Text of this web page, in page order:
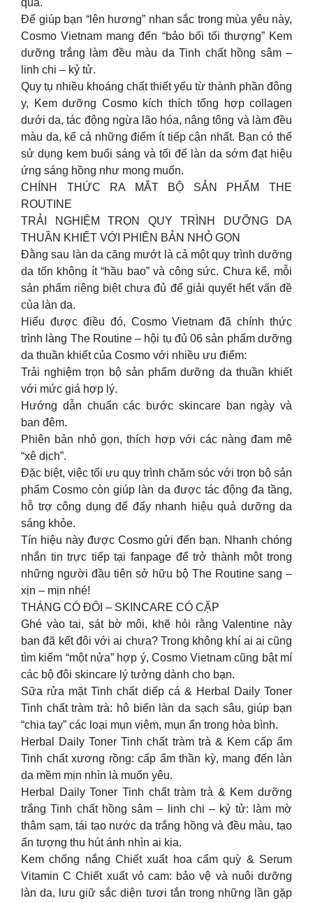
qua.
Để giúp bạn “lên hương” nhan sắc trong mùa yêu này,
Cosmo Vietnam mang đến “bảo bối tối thượng” Kem
dưỡng trắng làm đều màu da Tinh chất hồng sâm –
linh chi – kỷ tử.
Quy tụ nhiều khoáng chất thiết yếu từ thành phần đông
y, Kem dưỡng Cosmo kích thích tổng hợp collagen
dưới da, tác động ngừa lão hóa, nâng tông và làm đều
màu da, kể cả những điểm ít tiếp cận nhất. Bạn có thể
sử dụng kem buổi sáng và tối để làn da sớm đạt hiệu
ứng sáng hồng như mong muốn.
CHÍNH THỨC RA MẮT BỘ SẢN PHẨM THE
ROUTINE
TRẢI NGHIỆM TRỌN QUY TRÌNH DƯỠNG DA
THUẦN KHIẾT VỚI PHIÊN BẢN NHỎ GỌN
Đằng sau làn da căng mướt là cả một quy trình dưỡng
da tốn không ít “hầu bao” và công sức. Chưa kể, mỗi
sản phẩm riêng biệt chưa đủ để giải quyết hết vấn đề
của làn da.
Hiểu được điều đó, Cosmo Vietnam đã chính thức
trình làng The Routine – hội tụ đủ 06 sản phẩm dưỡng
da thuần khiết của Cosmo với nhiều ưu điểm:
Trải nghiệm trọn bộ sản phẩm dưỡng da thuần khiết
với mức giá hợp lý.
Hướng dẫn chuẩn các bước skincare ban ngày và
ban đêm.
Phiên bản nhỏ gọn, thích hợp với các nàng đam mê
“xê dịch”.
Đặc biệt, việc tối ưu quy trình chăm sóc với trọn bộ sản
phẩm Cosmo còn giúp làn da được tác động đa tầng,
hỗ trợ công dụng để đẩy nhanh hiệu quả dưỡng da
sáng khỏe.
Tín hiệu này được Cosmo gửi đến bạn. Nhanh chóng
nhắn tin trực tiếp tại fanpage để trở thành một trong
những người đầu tiên sở hữu bộ The Routine sang –
xịn – mịn nhé!
THÁNG CÓ ĐÔI – SKINCARE CÓ CẶP
Ghé vào tai, sát bờ môi, khẽ hỏi rằng Valentine này
bạn đã kết đôi với ai chưa? Trong không khí ai ai cũng
tìm kiếm “một nửa” hợp ý, Cosmo Vietnam cũng bật mí
các bộ đôi skincare lý tưởng dành cho bạn.
Sữa rửa mặt Tinh chất diếp cá & Herbal Daily Toner
Tinh chất tràm trà: hô biến làn da sạch sâu, giúp bạn
“chia tay” các loại mụn viêm, mụn ẩn trong hòa bình.
Herbal Daily Toner Tinh chất tràm trà & Kem cấp ẩm
Tinh chất xương rồng: cấp ẩm thần kỳ, mang đến làn
da mềm mịn nhìn là muốn yêu.
Herbal Daily Toner Tinh chất tràm trà & Kem dưỡng
trắng Tinh chất hồng sâm – linh chi – kỷ tử: làm mờ
thâm sạm, tái tạo nước da trắng hồng và đều màu, tạo
ấn tượng thu hút ánh nhìn ai kia.
Kem chống nắng Chiết xuất hoa cẩm quỳ & Serum
Vitamin C Chiết xuất vỏ cam: bảo vệ và nuôi dưỡng
làn da, lưu giữ sắc diện tươi tắn trong những lần gặp